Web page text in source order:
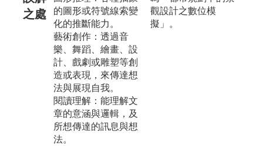
之處
的圖形或符號線索變
化的推斷能力。
藝術創作：透過音
樂、舞蹈、繪畫、設
計、戲劇或雕塑等創
造或表現，來傳達想
法與展現自我。
閱讀理解：能理解文
章的意涵與邏輯，及
所想傳達的訊息與想
法。
觀設計之數位模
擬」。